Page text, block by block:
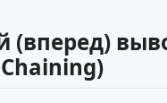
(вперед)